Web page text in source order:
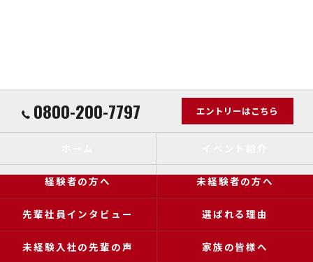
0800-200-7797 エントリーはこちら
経験者の方へ 未経験者の方へ
先輩社員インタビュー 選ばれる理由
未経験入社の先輩の声 家族の皆様へ